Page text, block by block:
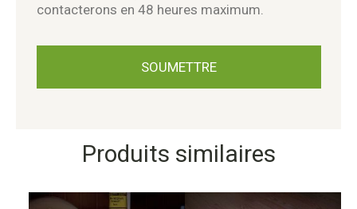
contacterons en 48 heures maximum.
Produits similaires